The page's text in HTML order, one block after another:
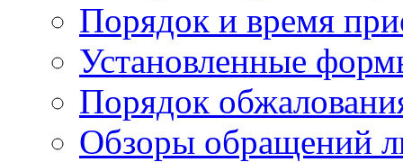
Порядок и время
Установленные
Порядок
Обзоры обращений